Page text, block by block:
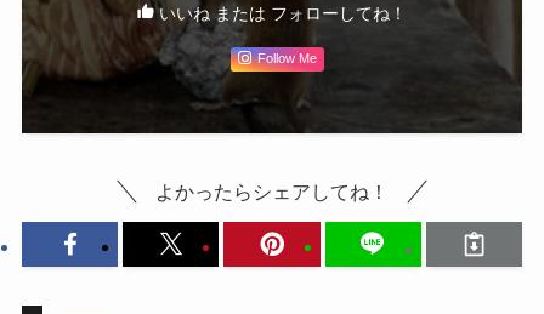
いいね または フォローしてね！
Follow Me
よかったらシェアしてね！